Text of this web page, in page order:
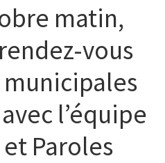
matin,
vous
municipales
l’équipe
Paroles